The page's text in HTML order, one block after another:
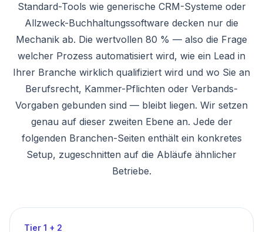
Standard-Tools wie generische CRM-Systeme oder
Allzweck-Buchhaltungssoftware decken nur die
Mechanik ab. Die wertvollen 80 % — also die Frage
welcher Prozess automatisiert wird, wie ein Lead in
Ihrer Branche wirklich qualifiziert wird und wo Sie an
Berufsrecht, Kammer-Pflichten oder Verbands-
Vorgaben gebunden sind — bleibt liegen. Wir setzen
genau auf dieser zweiten Ebene an. Jede der
folgenden Branchen-Seiten enthält ein konkretes
Setup, zugeschnitten auf die Abläufe ähnlicher
Betriebe.
Tier 1 + 2